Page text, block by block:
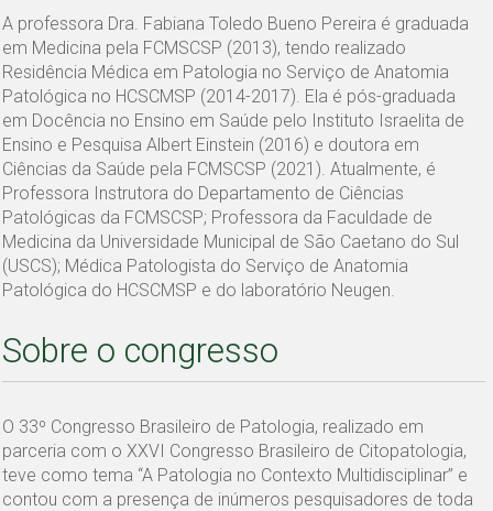
A professora Dra. Fabiana Toledo Bueno Pereira é graduada
em Medicina pela FCMSCSP (2013), tendo realizado
Residência Médica em Patologia no Serviço de Anatomia
Patológica no HCSCMSP (2014-2017). Ela é pós-graduada
em Docência no Ensino em Saúde pelo Instituto Israelita de
Ensino e Pesquisa Albert Einstein (2016) e doutora em
Ciências da Saúde pela FCMSCSP (2021). Atualmente, é
Professora Instrutora do Departamento de Ciências
Patológicas da FCMSCSP; Professora da Faculdade de
Medicina da Universidade Municipal de São Caetano do Sul
(USCS); Médica Patologista do Serviço de Anatomia
Patológica do HCSCMSP e do laboratório Neugen.
Sobre o congresso
O 33º Congresso Brasileiro de Patologia, realizado em
parceria com o XXVI Congresso Brasileiro de Citopatologia,
teve como tema “A Patologia no Contexto Multidisciplinar” e
contou com a presença de inúmeros pesquisadores de toda